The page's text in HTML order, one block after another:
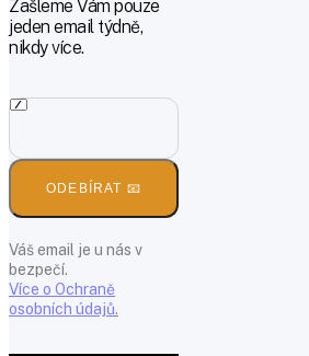
Zašleme Vám pouze
jeden email týdně,
nikdy více.
ODEBÍRAT 📧
Váš email je u nás v
bezpečí.
Více o Ochraně
osobních údajů.